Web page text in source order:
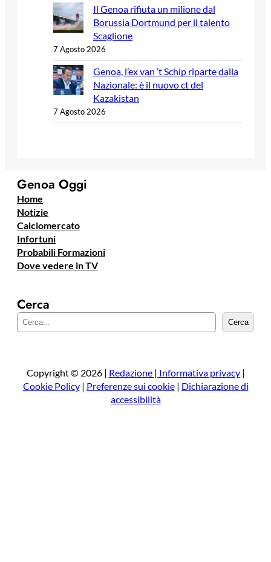
Il Genoa rifiuta un milione dal
Borussia Dortmund per il talento
Scaglione
7 Agosto 2026
Genoa, l’ex van ’t Schip riparte dalla
Nazionale: è il nuovo ct del
Kazakistan
7 Agosto 2026
Genoa Oggi
Home
Notizie
Calciomercato
Infortuni
Probabili Formazioni
Dove vedere in TV
Cerca
e
a
Cerca
Copyright © 2026 | Redazione | Informativa privacy|
Cookie Policy| Preferenze sui cookie| Dichiarazione di
accessibilità